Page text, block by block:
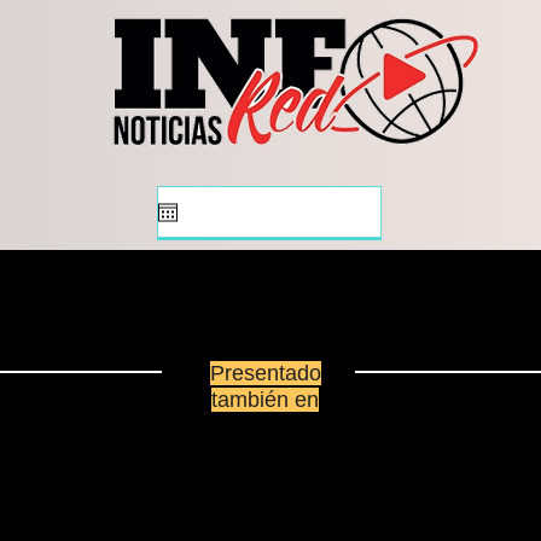
puerta a la censura: MV
Presentado
también en